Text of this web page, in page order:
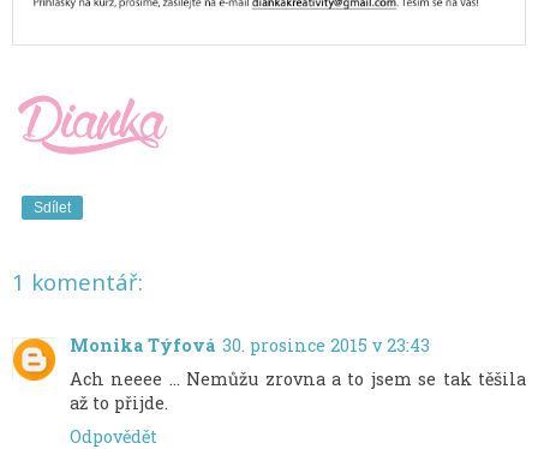
Sdílet
1 komentář:
Monika Týfová 30. prosince 2015 v 23:43
Ach neeee ... Nemůžu zrovna a to jsem se tak těšila
až to přijde.
Odpovědět